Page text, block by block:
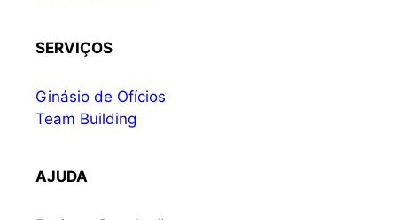
SERVIÇOS
Ginásio de Ofícios
Team Building
AJUDA